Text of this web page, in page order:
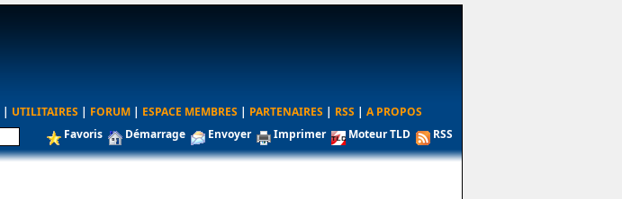
| UTILITAIRES | FORUM | ESPACE MEMBRES | PARTENAIRES | RSS | A PROPOS
Favoris Démarrage Envoyer Imprimer Moteur TLD RSS